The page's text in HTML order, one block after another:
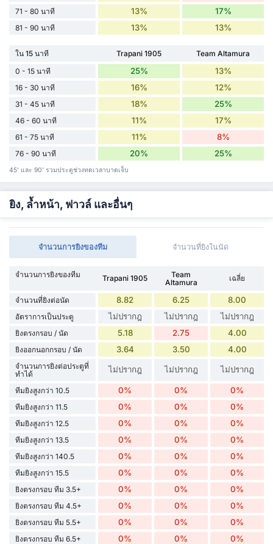
71 - 80 นาที 13% 17%
81 - 90 นาที 13% 13%
ใน 15 นาที Trapani 1905
Team Altamura
0 - 15 นาที
25% 13%
16 - 30 นาที 16% 12%
31 - 45 นาที 18% 25%
46 - 60 นาที 11% 17%
61 - 75 นาที 11% 8%
76 - 90 นาที 20% 25%
45' และ 90' รวมประตูช่วงทดเวลาบาดเจ็บ
ยิง, ล้ำหน้า, ฟาวล์ และอื่นๆ
จำนวนการยิงของทีม จำนวนที่ยิงในนัด
จำนวนการยิงของทีม Trapani 1905
Team
Altamura
เฉลี่ย
จำนวนที่ยิงต่อนัด 8.82 6.25 8.00
อัตราการเป็นประตู ไม่ปรากฎ ไม่ปรากฎ ไม่ปรากฎ
ยิงตรงกรอบ / นัด 5.18 2.75 4.00
ยิงออกนอกกรอบ / นัด 3.64 3.50 4.00
จำนวนการยิงต่อประตูที่
ทำได้
ไม่ปรากฎ ไม่ปรากฎ ไม่ปรากฎ
ทีมยิงสูงกว่า 10.5 0% 0% 0%
ทีมยิงสูงกว่า 11.5 0% 0% 0%
ทีมยิงสูงกว่า 12.5 0% 0% 0%
ทีมยิงสูงกว่า 13.5 0% 0% 0%
ทีมยิงสูงกว่า 140.5 0% 0% 0%
ทีมยิงสูงกว่า 15.5 0% 0% 0%
ยิงตรงกรอบ ทีม 3.5+ 0% 0% 0%
ยิงตรงกรอบ ทีม 4.5+ 0% 0% 0%
ยิงตรงกรอบ ทีม 5.5+ 0% 0% 0%
ยิงตรงกรอบ ทีม 6.5+ 0% 0% 0%